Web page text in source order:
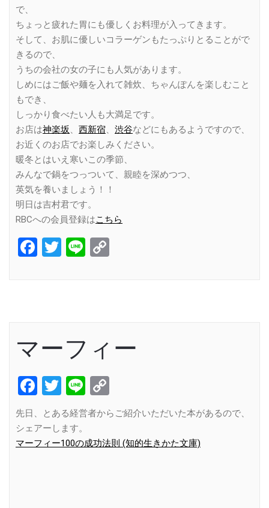
で、
ちょっと疲れた胃にも優しくお料理が入ってきます。
そして、お肌に優しいコラーゲンもたっぷりとることがで
きるので、
うちの会社の女の子にも人気があります。
しめにはご飯や麺を入れて雑炊、ちゃんぽんを楽しむこと
もでき、
しっかり食べたい人も大満足です。
お店は神楽坂 西新宿 渋谷などにもあるようですので、
お近くのお店でお楽しみください。
暖冬とはいえ寒いこの季節、
みんなで鍋をつっついて、親睦を深めつつ、
英気を養いましょう！！
明日は吉村君です。
RBCへの会員登録はこちら
Facebook
Twitter
Line
マーフィー
Facebook
Twitter
Line
Link
先日、とある経営者からご紹介いただいた本があるので、
シェアーします。
マーフィー100の成功法則 (知的生きかた文庫)